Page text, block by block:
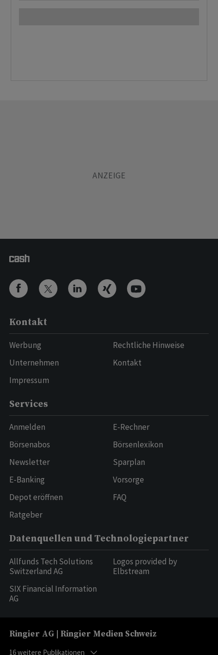
Kontakt
Werbung
Unternehmen
Impressum
Rechtliche Hinweise
Kontakt
Services
Anmelden
Börsenabos
Newsletter
E-Banking
Depot eröffnen
Ratgeber
E-Rechner
Börsenlexikon
Sparplan
Vorsorge
FAQ
Datenquellen und Technologiepartner
Allfunds Tech Solutions
Switzerland AG
SIX Financial Information
AG
Logos provided by
Elbstream
Ringier AG | Ringier Medien Schweiz
16weitere Publikationen